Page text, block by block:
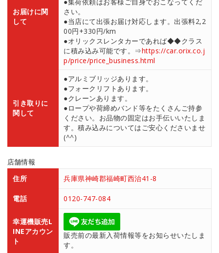
お届けに関
して
さい。
●当店にて出張お届け対応します。出張料2,2
00円+330円/km
●オリックスレンタカーであれば◆◆クラス
に積み込み可能です。⇒https://car.orix.co.j
p/price/price_business.html
引き取りに
関して
●アルミブリッジあります。
●フォークリフトあります。
●クレーンあります。
●ロープや荷締めバンド等をたくさんご持参
ください。お品物の固定はお手伝いいたしま
す。積み込みについてはご安心くださいませ
(^^)
店舗情報
住所
兵庫県神崎郡福崎町西治41-8
電話 0120-747-084
幸運機販売L
INEアカウン
ト
販売前の最新入荷情報等をお知らせいたしま
す。